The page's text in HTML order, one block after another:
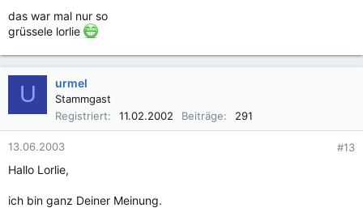
das war mal nur so
grüssele lorlie
U urmel
Stammgast
Registriert
11.02.2002 Beiträge 291
13.06.2003 #13
Hallo Lorlie,
ich bin ganz Deiner Meinung.